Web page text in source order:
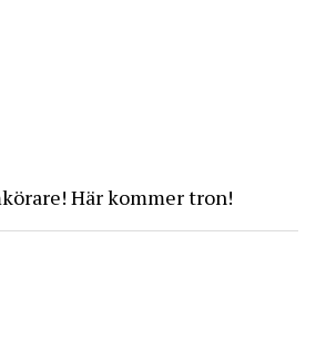
Här kommer tron!